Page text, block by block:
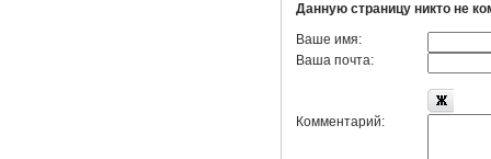
Данную страницу никто не
Ваше имя:
Ваша почта:
Комментарий: